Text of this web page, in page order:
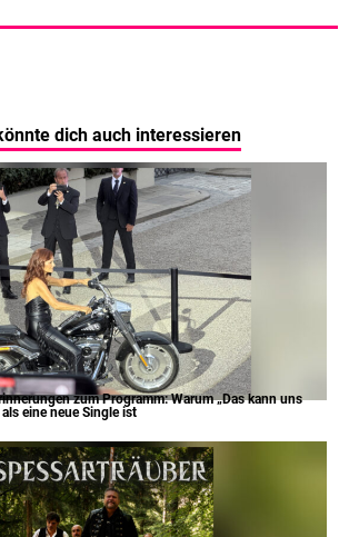
dich auch interessieren
zum Programm: Warum „Das kann uns
eine neue Single ist